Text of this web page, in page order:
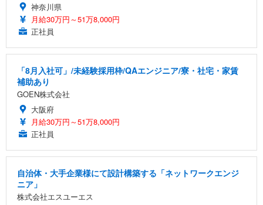
神奈川県
月給30万円～51万8,000円
正社員
「8月入社可」/未経験採用枠/QAエンジニア/寮・社宅・家賃
補助あり
GOEN株式会社
大阪府
月給30万円～51万8,000円
正社員
自治体・大手企業様にて設計構築する「ネットワークエンジ
ニア」
株式会社エスユーエス